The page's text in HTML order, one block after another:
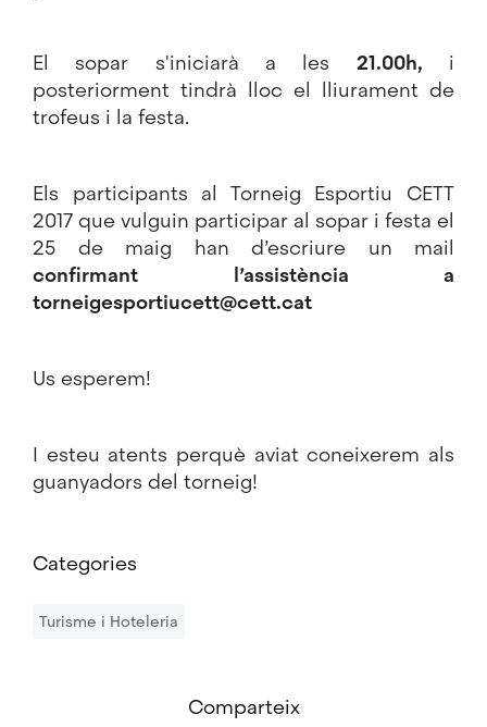
El sopar s'iniciarà a les 21.00h, i
posteriorment tindrà lloc el lliurament de
trofeus i la festa.
Els participants al Torneig Esportiu CETT
2017 que vulguin participar al sopar i festa el
25 de maig han d’escriure un mail
confirmant l’assistència a
torneigesportiucett@cett.cat
Us esperem!
I esteu atents perquè aviat coneixerem als
guanyadors del torneig!
Categories
Turisme i Hoteleria
Comparteix